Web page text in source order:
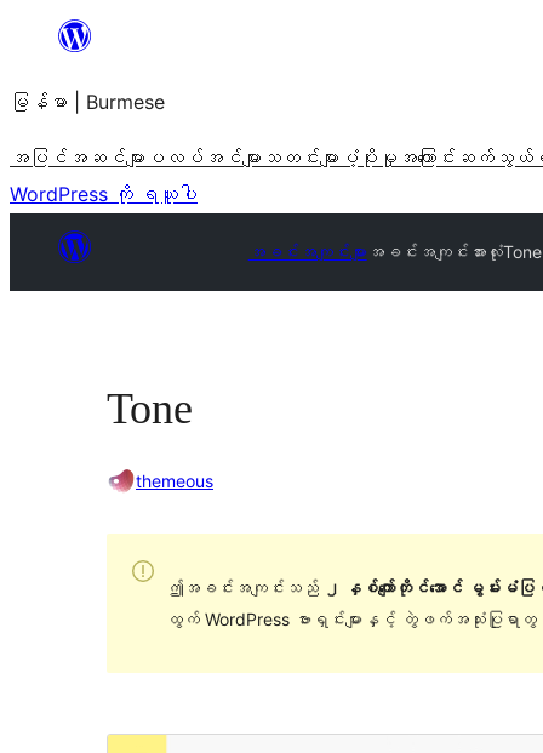
အကြောင်းအရာ
ကျော်သွား
ရန်
မြန်မာ | Burmese
အပြင်အဆင်များ ပလပ်အင်များ သတင်းများ ပံ့ပိုးမှု အကြောင်း ဆက်သွယ်
WordPress ကို ရယူပါ
အခင်းအကျင်းများ အခင်းအကျင်းအားလုံးTone
Tone
themeous
ဤအခင်းအကျင်းသည်
၂ နှစ်ကျော်တိုင်အောင် မွမ်းမံပြ
ထွက် WordPress ဗားရှင်းများနှင့် တွဲဖက်အသုံးပြု